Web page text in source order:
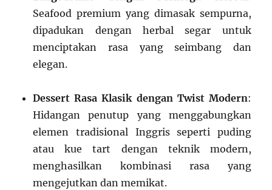
Seafood premium yang dimasak sempurna,
dipadukan dengan herbal segar untuk
menciptakan rasa yang seimbang dan
elegan.
Dessert Rasa Klasik dengan Twist Modern:
Hidangan penutup yang menggabungkan
elemen tradisional Inggris seperti puding
atau kue tart dengan teknik modern,
menghasilkan kombinasi rasa yang
mengejutkan dan memikat.